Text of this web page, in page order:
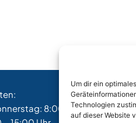
Um dir ein
Technologien
auf dieser Website
8:00 – 17:00 Uhr